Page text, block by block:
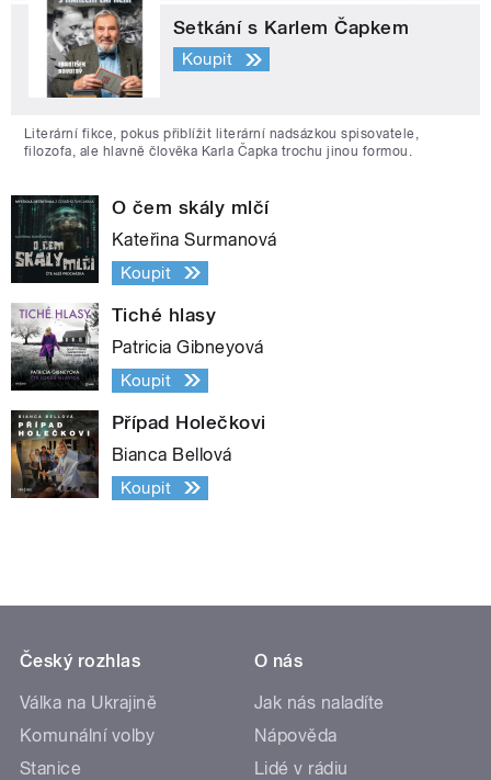
Setkání s Karlem Čapkem
Koupit
Literární fikce, pokus přiblížit literární nadsázkou spisovatele,
filozofa, ale hlavně člověka Karla Čapka trochu jinou formou.
O čem skály mlčí
Kateřina Surmanová
Koupit
Tiché hlasy
Patricia Gibneyová
Koupit
Případ Holečkovi
Bianca Bellová
Koupit
Český rozhlas
Válka na Ukrajině
Komunální volby
Stanice
O nás
Jak nás naladíte
Nápověda
Lidé v rádiu